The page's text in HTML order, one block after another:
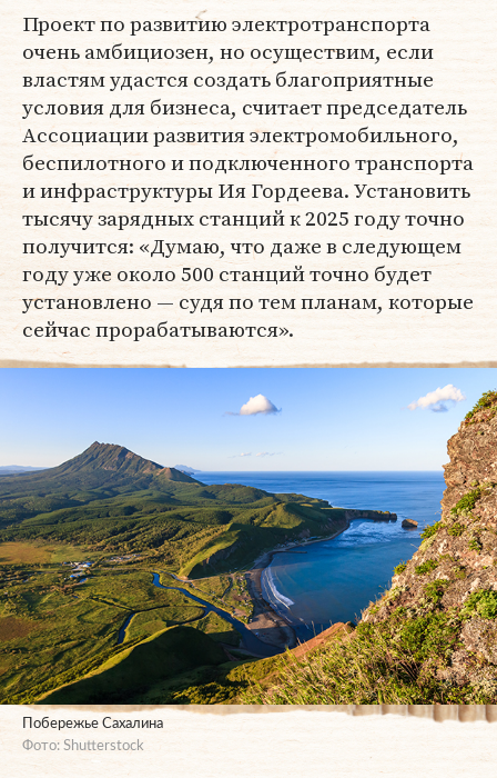
Проект по развитию электротранспорта
очень амбициозен, но осуществим, если
властям удастся создать благоприятные
условия для бизнеса, считает председатель
Ассоциации развития электромобильного,
беспилотного и подключенного транспорта
и инфраструктуры Ия Гордеева. Установить
тысячу зарядных станций к 2025 году точно
получится: «Думаю, что даже в следующем
году уже около 500 станций точно будет
установлено — судя по тем планам, которые
сейчас прорабатываются».
Побережье Сахалина
Фото: Shutterstock